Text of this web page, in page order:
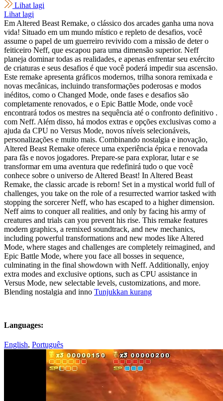
Lihat lagi
Lihat lagi
Em Altered Beast Remake, o clássico dos arcades ganha uma nova
vida! Situado em um mundo místico e repleto de desafios, você
assume o papel de um guerreiro revivido com a missão de deter o
feiticeiro Neff, que escapou para uma dimensão superior. Neff
planeja dominar todas as realidades, e apenas enfrentar seu exército
de criaturas e seus desafios é que você poderá impedir sua ascensão.
Este remake apresenta gráficos modernos, trilha sonora remixada e
novas mecânicas, incluindo transformações poderosas e modos
inéditos, como o Changed Mode, onde fases e desafios são
completamente renovados, e o Epic Battle Mode, onde você
encontrará todos os mestres na sequência até o confronto definitivo .
com Neff. Além disso, há modos extras e opções exclusivas como a
ajuda da CPU no Versus Mode, novos níveis selecionáveis,
personalizações e muito mais. Combinando nostalgia e inovação,
Altered Beast Remake oferece uma experiência épica e renovada
para fãs e novos jogadores. Prepare-se para explorar, lutar e se
transformar em uma aventura que redefinirá tudo o que você
conhece sobre o universo de Altered Beast! In Altered Beast
Remake, the classic arcade is reborn! Set in a mystical world full of
challenges, you take on the role of a resurrected warrior tasked with
stopping the sorcerer Neff, who has escaped to a higher dimension.
Neff aims to conquer all realities, and only by facing his army of
creatures and trials can you prevent his rise. This remake features
modern graphics, a remixed soundtrack, and new mechanics,
including powerful transformations and new modes like Altered
Mode, where stages and challenges are completely reimagined, and
Epic Battle Mode, where you face all bosses in sequence,
culminating in the final showdown with Neff. Additionally, enjoy
extra modes and exclusive options, such as CPU assistance in
Versus Mode, new selectable levels, customizations, and more.
Blending nostalgia and inno Tunjukkan kurang
Languages:
English, Português